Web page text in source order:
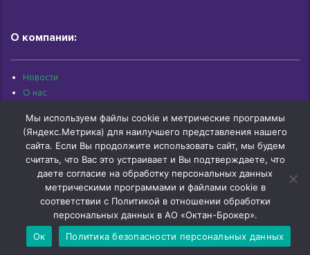
О компании:
Новости
О нас
Контакты
Архив документов
© 1997-2026 «Октан-Брокер» | г.Омск, ул.Красный Путь, 109 оф.510 |
+7 (3812) 29-00-92
Мы используем файлы cookie и метрические программы
(Яндекс.Метрика) для наилучшего представления нашего
сайта. Если Вы продолжите использовать сайт, мы будем
считать, что Вас это устраивает и Вы подтверждаете, что
даете согласие на обработку персональных данных
метрическими программами и файлами cookie в
соответствии с Политикой в отношении обработки
персональных данных в АО «Октан-Брокер».
Ок
Политика безопасности персональных данных